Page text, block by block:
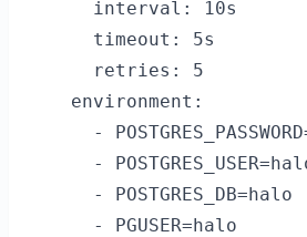
      interval: 10s
      timeout: 5s
      retries: 5
    environment:
-
-
      - POSTGRES_DB=halo
      - PGUSER=halo